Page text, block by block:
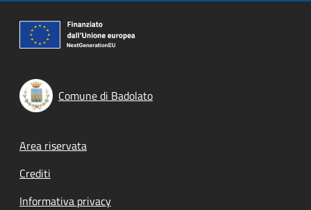
Comune di Badolato
Footer menu
Area riservata
Crediti
Informativa privacy